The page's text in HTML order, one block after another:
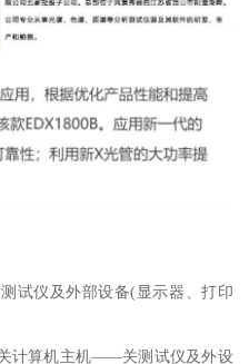
试仪及外部设备(显示器、打印
计算机主机——关测试仪及外设